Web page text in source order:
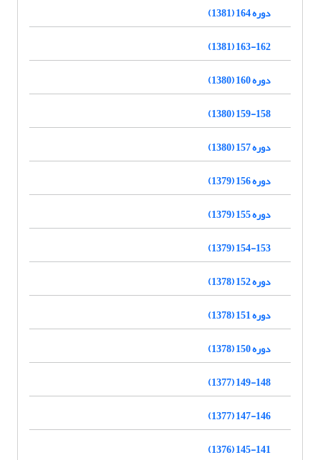
دوره 164 (1381)
163-162 (1381)
دوره 160 (1380)
159-158 (1380)
دوره 157 (1380)
دوره 156 (1379)
دوره 155 (1379)
154-153 (1379)
دوره 152 (1378)
دوره 151 (1378)
دوره 150 (1378)
149-148 (1377)
147-146 (1377)
145-141 (1376)